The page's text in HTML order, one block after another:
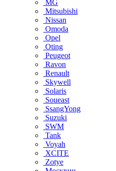
MG
Mitsubishi
Nissan
Omoda
Opel
Oting
Peugeot
Ravon
Renault
Skywell
Solaris
Soueast
SsangYong
Suzuki
SWM
Tank
Voyah
XCITE
Zotye